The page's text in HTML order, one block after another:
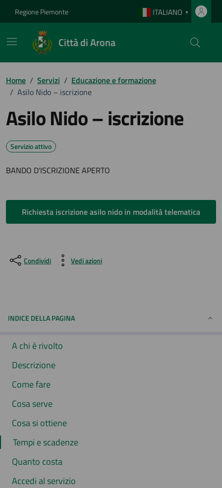
Regione Piemonte ITALIANO ▼
Città di Arona
Home / Servizi / Educazione e formazione
/ Asilo Nido – iscrizione
Asilo Nido – iscrizione
Servizio attivo
BANDO D'ISCRIZIONE APERTO
Richiesta iscrizione asilo nido in modalità telematica
Condividi Vedi azioni
INDICE DELLA PAGINA
A chi è rivolto
Descrizione
Come fare
Cosa serve
Cosa si ottiene
Tempi e scadenze
Quanto costa
Accedi al servizio